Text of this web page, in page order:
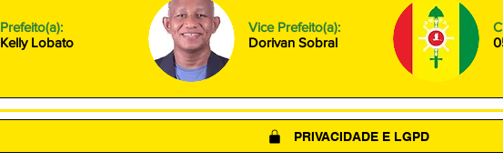
Prefeito(a):
Kelly Lobato
Vice Prefeito(a):
Dorivan Sobral
PRIVACIDADE E LGPD